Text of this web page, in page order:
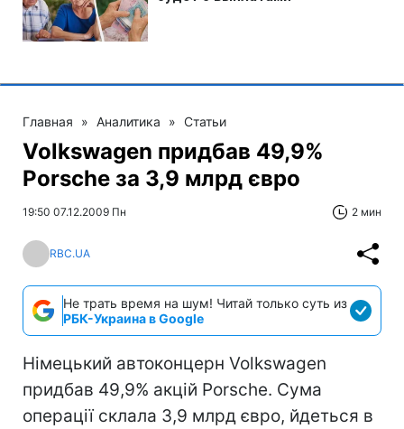
Главная » Аналитика » Статьи
Volkswagen придбав 49,9%
Porsche за 3,9 млрд євро
19:50 07.12.2009 Пн 2 мин
RBC.UA
Не трать время на шум! Читай только суть из
РБК-Украина в Google
Німецький автоконцерн Volkswagen
придбав 49,9% акцій Porsche. Сума
операції склала 3,9 млрд євро, йдеться в